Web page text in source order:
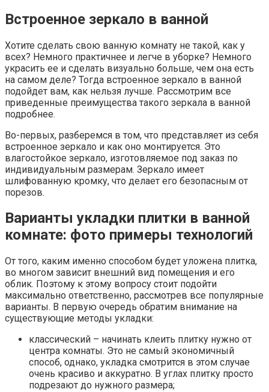
Встроенное зеркало в ванной
Хотите сделать свою ванную комнату не такой, как у
всех? Немного практичнее и легче в уборке? Немного
украсить ее и сделать визуально больше, чем она есть
на самом деле? Тогда встроенное зеркало в ванной
подойдет вам, как нельзя лучше. Рассмотрим все
приведенные преимущества такого зеркала в ванной
подробнее.
Во-первых, разберемся в том, что представляет из себя
встроенное зеркало и как оно монтируется. Это
влагостойкое зеркало, изготовляемое под заказ по
индивидуальным размерам. Зеркало имеет
шлифованную кромку, что делает его безопасным от
порезов.
Варианты укладки плитки в ванной
комнате: фото примеры технологий
От того, каким именно способом будет уложена плитка,
во многом зависит внешний вид помещения и его
облик. Поэтому к этому вопросу стоит подойти
максимально ответственно, рассмотрев все популярные
варианты. В первую очередь обратим внимание на
существующие методы укладки:
классический – начинать клеить плитку нужно от
центра комнаты. Это не самый экономичный
способ, однако, укладка смотрится в этом случае
очень красиво и аккуратно. В углах плитку просто
подрезают до нужного размера;